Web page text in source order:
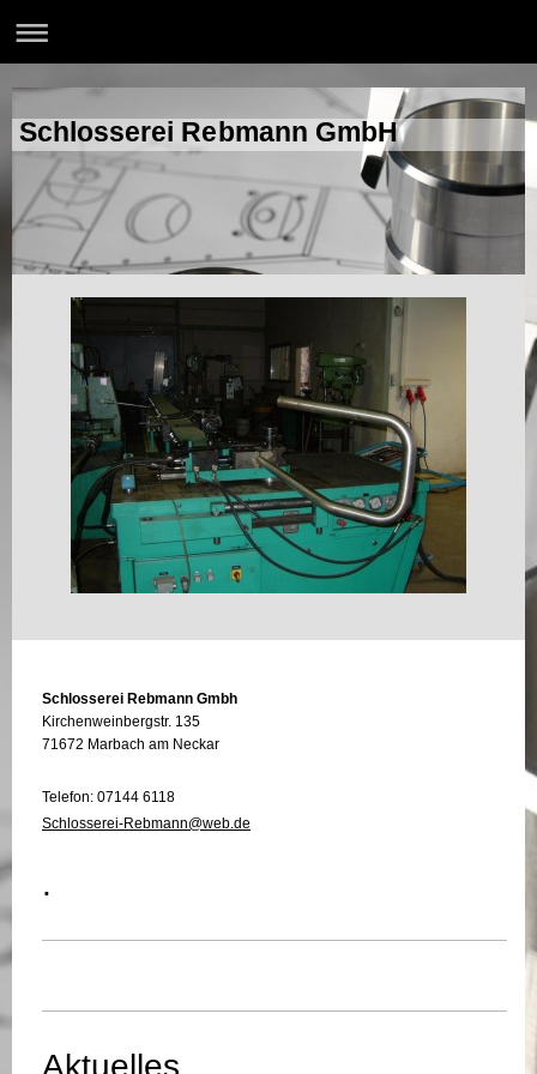
Schlosserei Rebmann GmbH
Schlosserei Rebmann Gmbh
Kirchenweinbergstr. 135
71672 Marbach am Neckar
Telefon: 07144 6118
Schlosserei-Rebmann@web.de
.
Aktuelles